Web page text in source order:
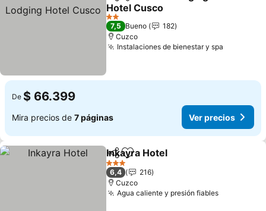
Hotel Cusco
2 Estrellas
7,5 Bueno
182
Cuzco
Instalaciones de bienestar y spa
De $ 66.399
Mira precios de 7 páginas Ver precios
CompartirAgregar a favoritos
Inkayra Hotel
3 Estrellas
6,4
216
Cuzco
Agua caliente y presión fiables